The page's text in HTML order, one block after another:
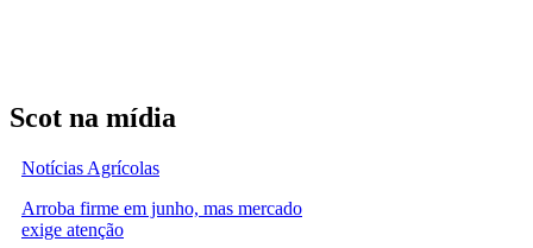
Scot na mídia
Notícias Agrícolas
Arroba firme em junho, mas mercado
exige atenção